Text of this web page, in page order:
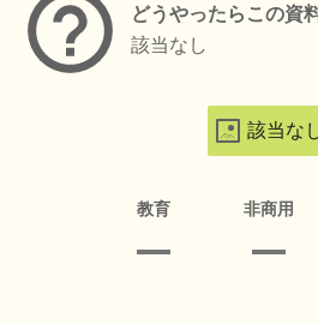
どうやったらこの資
該当なし
該当な
教育 非商用